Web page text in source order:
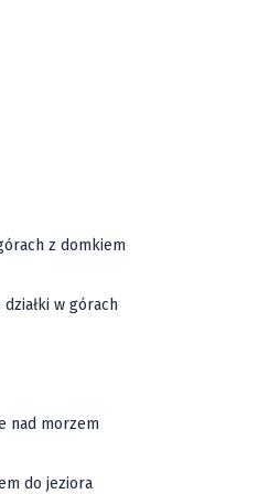
z domkiem
działki w górach
nad morzem
do jeziora